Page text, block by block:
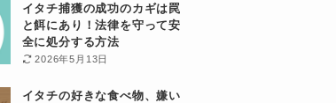
イタチ捕獲の成功のカギは罠
と餌にあり！法律を守って安
全に処分する方法
2026年5月13日
イタチの好きな食べ物、嫌い